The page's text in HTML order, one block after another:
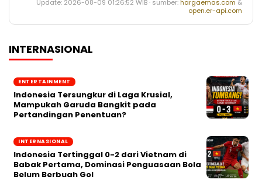
Update: 2026-08-09 01:26:52 WIB · sumber: hargaemas.com &
open.er-api.com
INTERNASIONAL
ENTERTAINMENT
Indonesia Tersungkur di Laga Krusial,
Mampukah Garuda Bangkit pada
Pertandingan Penentuan?
INTERNASIONAL
Indonesia Tertinggal 0-2 dari Vietnam di
Babak Pertama, Dominasi Penguasaan Bola
Belum Berbuah Gol